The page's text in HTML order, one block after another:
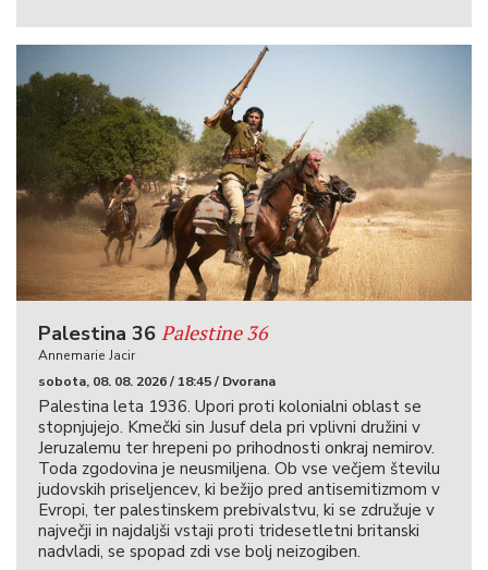
Palestina 36 Palestine 36
Annemarie Jacir
sobota, 08. 08. 2026 / 18:45 / Dvorana
Palestina leta 1936. Upori proti kolonialni oblast se
stopnjujejo. Kmečki sin Jusuf dela pri vplivni družini v
Jeruzalemu ter hrepeni po prihodnosti onkraj nemirov.
Toda zgodovina je neusmiljena. Ob vse večjem številu
judovskih priseljencev, ki bežijo pred antisemitizmom v
Evropi, ter palestinskem prebivalstvu, ki se združuje v
največji in najdaljši vstaji proti tridesetletni britanski
nadvladi, se spopad zdi vse bolj neizogiben.